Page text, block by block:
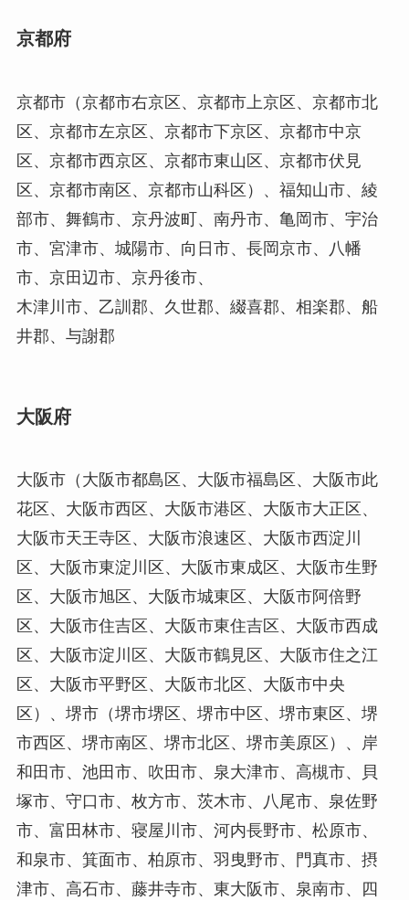
京都府
京都市（京都市右京区、京都市上京区、京都市北
区、京都市左京区、京都市下京区、京都市中京
区、京都市西京区、京都市東山区、京都市伏見
区、京都市南区、京都市山科区）、福知山市、綾
部市、舞鶴市、京丹波町、南丹市、亀岡市、宇治
市、宮津市、城陽市、向日市、長岡京市、八幡
市、京田辺市、京丹後市、
木津川市、乙訓郡、久世郡、綴喜郡、相楽郡、船
井郡、与謝郡
大阪府
大阪市（大阪市都島区、大阪市福島区、大阪市此
花区、大阪市西区、大阪市港区、大阪市大正区、
大阪市天王寺区、大阪市浪速区、大阪市西淀川
区、大阪市東淀川区、大阪市東成区、大阪市生野
区、大阪市旭区、大阪市城東区、大阪市阿倍野
区、大阪市住吉区、大阪市東住吉区、大阪市西成
区、大阪市淀川区、大阪市鶴見区、大阪市住之江
区、大阪市平野区、大阪市北区、大阪市中央
区）、堺市（堺市堺区、堺市中区、堺市東区、堺
市西区、堺市南区、堺市北区、堺市美原区）、岸
和田市、池田市、吹田市、泉大津市、高槻市、貝
塚市、守口市、枚方市、茨木市、八尾市、泉佐野
市、富田林市、寝屋川市、河内長野市、松原市、
和泉市、箕面市、柏原市、羽曳野市、門真市、摂
津市、高石市、藤井寺市、東大阪市、泉南市、四